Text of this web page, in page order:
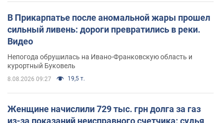
В Прикарпатье после аномальной жары прошел
сильный ливень: дороги превратились в реки.
Видео
Непогода обрушилась на Ивано-Франковскую область и
курортный Буковель
8.08.2026 09:27 19,5 т.
Женщине начислили 729 тыс. грн долга за газ
из-за показаний неисправного счетчика: судья